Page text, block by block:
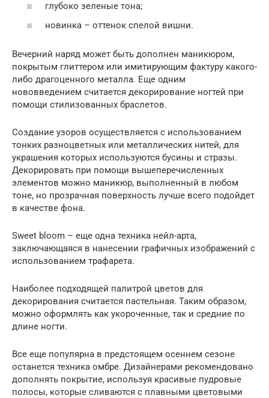
глубоко зеленые тона;
новинка – оттенок спелой вишни.
Вечерний наряд может быть дополнен маникюром,
покрытым глиттером или имитирующим фактуру какого-
либо драгоценного металла. Еще одним
нововведением считается декорирование ногтей при
помощи стилизованных браслетов.
Создание узоров осуществляется с использованием
тонких разноцветных или металлических нитей, для
украшения которых используются бусины и стразы.
Декорировать при помощи вышеперечисленных
элементов можно маникюр, выполненный в любом
тоне, но прозрачная поверхность лучше всего подойдет
в качестве фона.
Sweet bloom – еще одна техника нейл-арта,
заключающаяся в нанесении графичных изображений с
использованием трафарета.
Наиболее подходящей палитрой цветов для
декорирования считается пастельная. Таким образом,
можно оформлять как укороченные, так и средние по
длине ногти.
Все еще популярна в предстоящем осеннем сезоне
останется техника омбре. Дизайнерами рекомендовано
дополнять покрытие, используя красивые пудровые
полосы, которые сливаются с плавными цветовыми